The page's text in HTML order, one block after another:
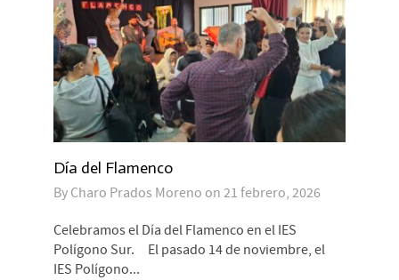
Día del Flamenco
By Charo Prados Moreno on 21 febrero, 2026
Celebramos el Día del Flamenco en el IES
Polígono Sur. El pasado 14 de noviembre, el
IES Polígono...